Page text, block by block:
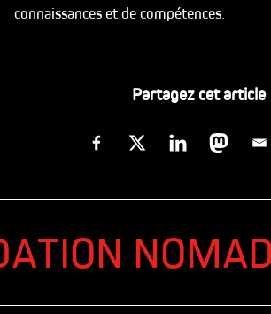
connaissances et de compétences.
Partagez cet article
NOMADS